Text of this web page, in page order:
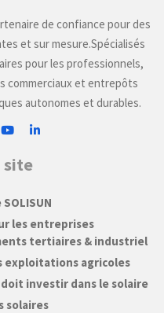
de confiance pour des
et sur mesure.Spécialisés
pour les professionnels,
commerciaux et entrepôts
autonomes et durables.
site
les entreprises
tertiaires & industriel
exploitations agricoles
investir dans le solaire
solaires